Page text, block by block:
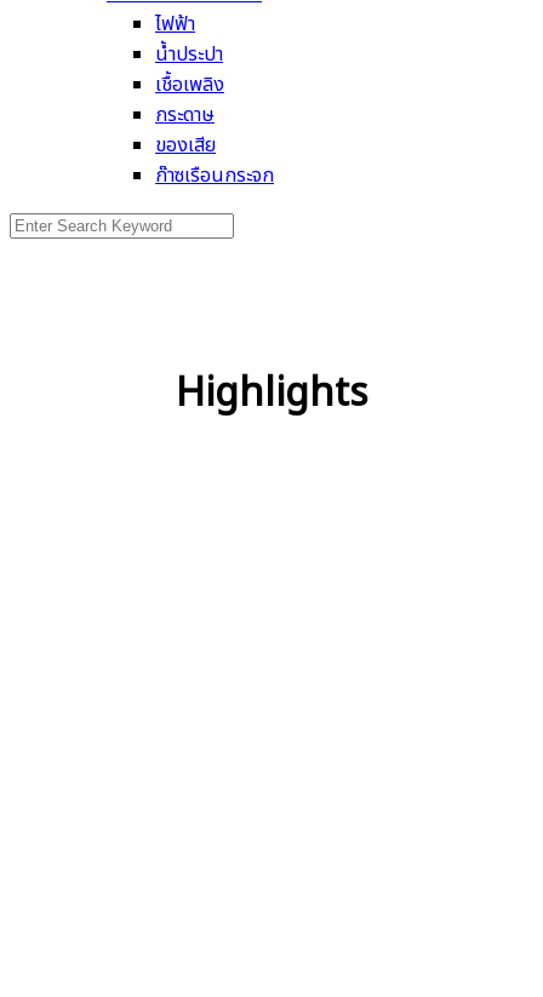
ไฟฟ้า
น้ำประปา
เชื้อเพลิง
กระดาษ
ของเสีย
ก๊าซเรือนกระจก
Search
Highlights